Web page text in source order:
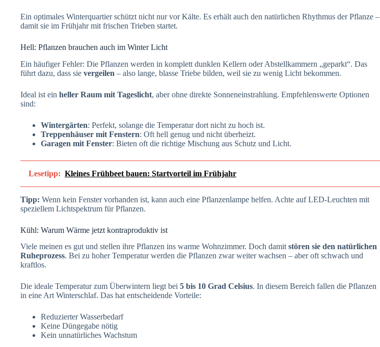
Ein optimales Winterquartier schützt nicht nur vor Kälte. Es erhält auch den natürlichen Rhythmus der Pflanze –
damit sie im Frühjahr mit frischen Trieben startet.
Hell: Pflanzen brauchen auch im Winter Licht
Ein häufiger Fehler: Die Pflanzen werden in komplett dunklen Kellern oder Abstellkammern „geparkt“. Das
führt dazu, dass sie vergeilen – also lange, blasse Triebe bilden, weil sie zu wenig Licht bekommen.
Ideal ist ein heller Raum mit Tageslicht, aber ohne direkte Sonneneinstrahlung. Empfehlenswerte Optionen
sind:
Wintergärten: Perfekt, solange die Temperatur dort nicht zu hoch ist.
Treppenhäuser mit Fenstern: Oft hell genug und nicht überheizt.
Garagen mit Fenster: Bieten oft die richtige Mischung aus Schutz und Licht.
Lesetipp: Kleines Frühbeet bauen: Startvorteil im Frühjahr
Tipp: Wenn kein Fenster vorhanden ist, kann auch eine Pflanzenlampe helfen. Achte auf LED-Leuchten mit
speziellem Lichtspektrum für Pflanzen.
Kühl: Warum Wärme jetzt kontraproduktiv ist
Viele meinen es gut und stellen ihre Pflanzen ins warme Wohnzimmer. Doch damit stören sie den natürlichen
Ruheprozess. Bei zu hoher Temperatur werden die Pflanzen zwar weiter wachsen – aber oft schwach und
kraftlos.
Die ideale Temperatur zum Überwintern liegt bei 5 bis 10 Grad Celsius. In diesem Bereich fallen die Pflanzen
in eine Art Winterschlaf. Das hat entscheidende Vorteile:
Reduzierter Wasserbedarf
Keine Düngegabe nötig
Kein unnatürliches Wachstum